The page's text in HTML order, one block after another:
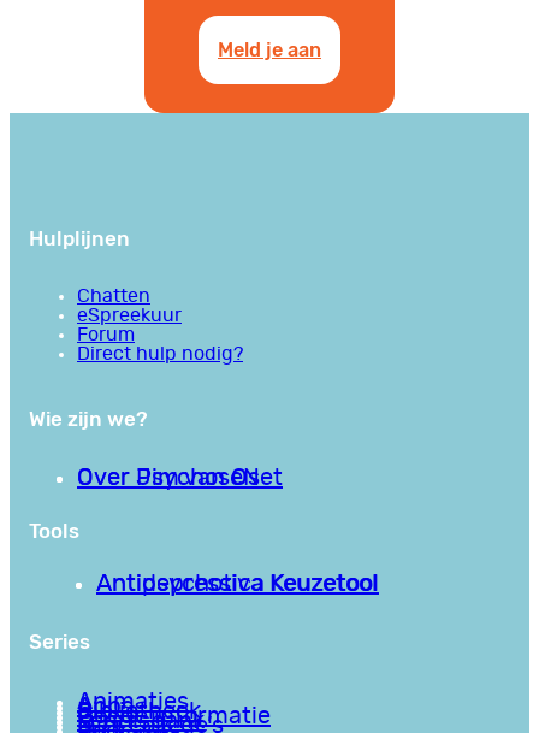
Meld je aan
Hulplijnen
Chatten
eSpreekuur
Forum
Direct hulp nodig?
Wie zijn we?
Over PsychoseNet
Over Jim van Os
Tools
Antipsychotica Keuzetool
Antidepressiva Keuzetool
Series
Animaties
Apps
Bibliotheek
Goede informatie
Kennisbank
Mini college’s